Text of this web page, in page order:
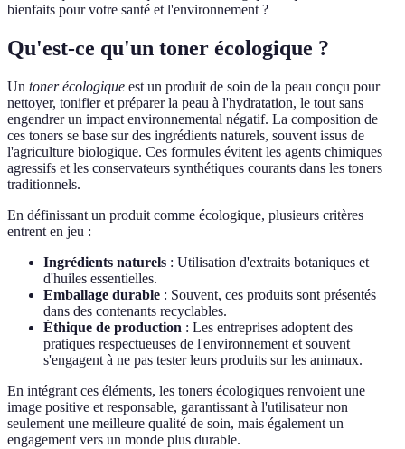
bienfaits pour votre santé et l'environnement ?
Qu'est-ce qu'un toner écologique ?
Un toner écologique est un produit de soin de la peau conçu pour
nettoyer, tonifier et préparer la peau à l'hydratation, le tout sans
engendrer un impact environnemental négatif. La composition de
ces toners se base sur des ingrédients naturels, souvent issus de
l'agriculture biologique. Ces formules évitent les agents chimiques
agressifs et les conservateurs synthétiques courants dans les toners
traditionnels.
En définissant un produit comme écologique, plusieurs critères
entrent en jeu :
Ingrédients naturels : Utilisation d'extraits botaniques et
d'huiles essentielles.
Emballage durable : Souvent, ces produits sont présentés
dans des contenants recyclables.
Éthique de production : Les entreprises adoptent des
pratiques respectueuses de l'environnement et souvent
s'engagent à ne pas tester leurs produits sur les animaux.
En intégrant ces éléments, les toners écologiques renvoient une
image positive et responsable, garantissant à l'utilisateur non
seulement une meilleure qualité de soin, mais également un
engagement vers un monde plus durable.